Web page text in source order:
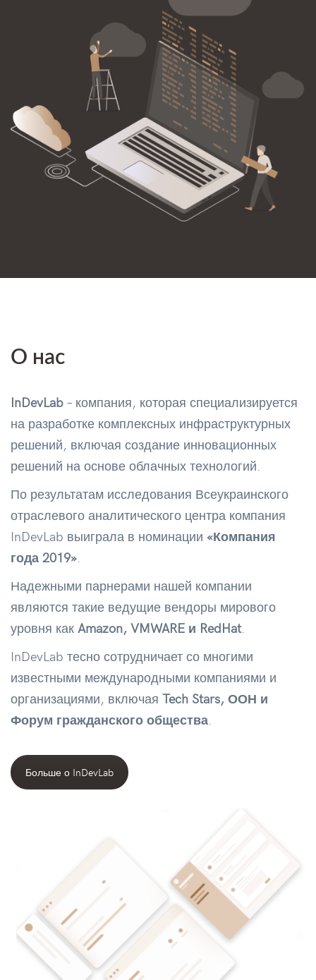
О нас
InDevLab – компания, которая специализируется
на разработке комплексных инфраструктурных
решений, включая создание инновационных
решений на основе облачных технологий.
По результатам исследования Всеукраинского
отраслевого аналитического центра компания
InDevLab выиграла в номинации «Компания
года 2019».
Надежными парнерами нашей компании
являются такие ведущие вендоры мирового
уровня как Amazon, VMWARE и RedHat.
InDevLab тесно сотрудничает со многими
известными международными компаниями и
организациями, включая Tech Stars, ООН и
Форум гражданского общества.
Больше о InDevLab